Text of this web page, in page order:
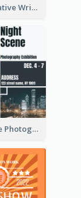
Simple Creative Writing Quote Instagram Post
Night Scene Photography Exhibition Instagram Post